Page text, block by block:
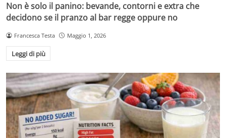
Non è solo il panino: bevande, contorni e extra che
decidono se il pranzo al bar regge oppure no
Francesca Testa Maggio 1, 2026
Leggi di più